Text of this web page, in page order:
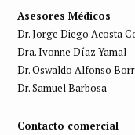
Asesores Médicos
Dr. Jorge Diego Acosta
Dra. Ivonne Díaz Yamal
Dr. Oswaldo Alfonso
Dr. Samuel Barbosa
Contacto comercial